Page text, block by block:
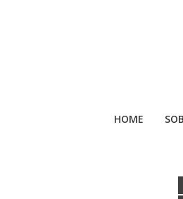
HOME